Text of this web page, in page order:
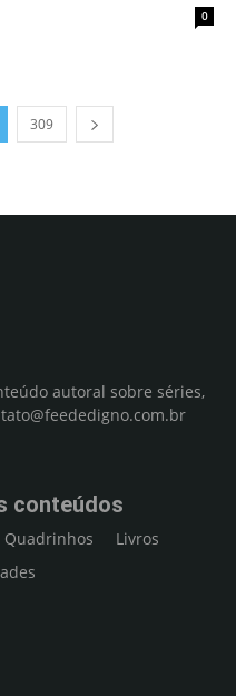
0
309
autoral sobre séries,
conteúdos
Quadrinhos
Livros